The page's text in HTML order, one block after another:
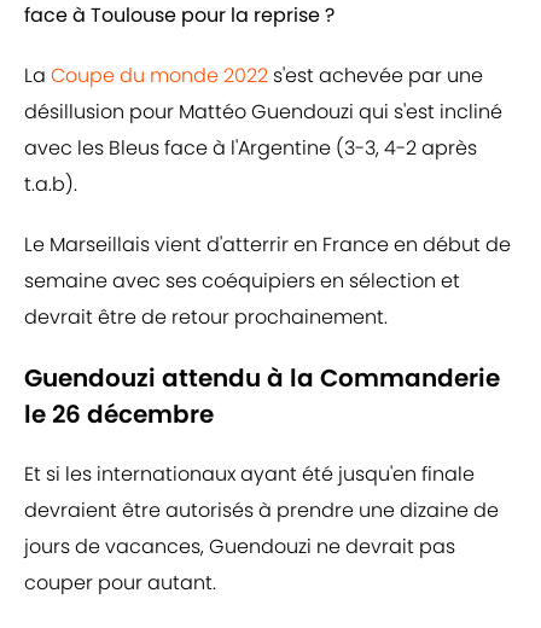
face à Toulouse pour la reprise ?
La Coupe du monde 2022 s'est achevée par une
désillusion pour Mattéo Guendouzi qui s'est incliné
avec les Bleus face à l'Argentine (3-3, 4-2 après
t.a.b).
Le Marseillais vient d'atterrir en France en début de
semaine avec ses coéquipiers en sélection et
devrait être de retour prochainement.
Guendouzi attendu à la Commanderie
le 26 décembre
Et si les internationaux ayant été jusqu'en finale
devraient être autorisés à prendre une dizaine de
jours de vacances, Guendouzi ne devrait pas
couper pour autant.